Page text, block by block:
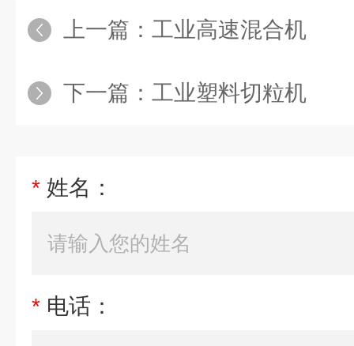
上一篇： 工业高速混合机
下一篇： 工业塑料切粒机
* 姓名：
* 电话：